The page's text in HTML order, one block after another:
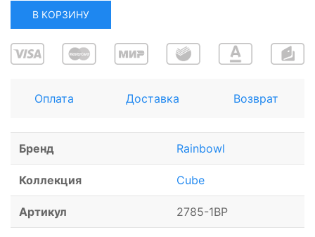
В КОРЗИНУ
Оплата Доставка Возврат
Бренд Rainbowl
Коллекция Cube
Артикул 2785-1BP